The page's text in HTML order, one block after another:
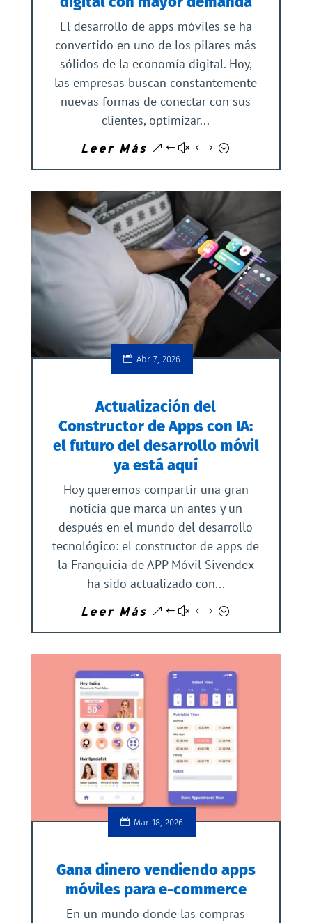
El desarrollo de apps móviles se ha
convertido en uno de los pilares más
sólidos de la economía digital. Hoy,
las empresas buscan constantemente
nuevas formas de conectar con sus
clientes, optimizar...
Leer Más
Abr 7, 2026
Actualización del
Constructor de Apps con IA:
el futuro del desarrollo móvil
ya está aquí
Hoy queremos compartir una gran
noticia que marca un antes y un
después en el mundo del desarrollo
tecnológico: el constructor de apps de
la Franquicia de APP Móvil Sivendex
ha sido actualizado con...
Leer Más
Mar 18, 2026
Gana dinero vendiendo apps
móviles para e-commerce
En un mundo donde las compras